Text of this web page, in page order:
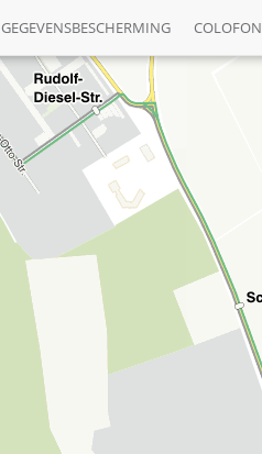
GEGEVENSBESCHERMING COLOFON